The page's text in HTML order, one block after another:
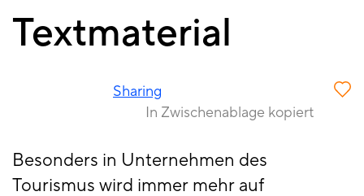
Textmaterial
Sharing
In Zwischenablage kopiert
Besonders in Unternehmen des
Tourismus wird immer mehr auf